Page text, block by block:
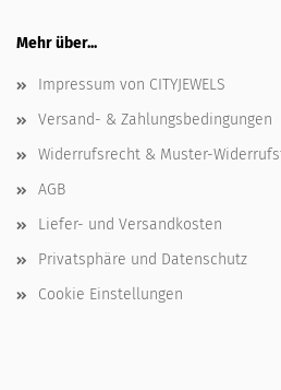
Mehr über...
Impressum von CITYJEWELS
Versand- & Zahlungsbedingungen
Widerrufsrecht & Muster-
AGB
Liefer- und Versandkosten
Privatsphäre und Datenschutz
Cookie Einstellungen